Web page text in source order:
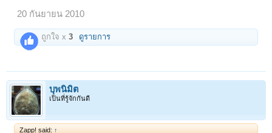
20 กันยายน 2010
ถูกใจ x3 ดูรายการ
บุพนิมิต
เป็นที่รู้จักกันดี
Zapp! said: ↑